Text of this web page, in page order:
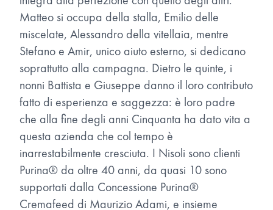
Matteo si occupa della stalla, Emilio delle
miscelate, Alessandro della vitellaia, mentre
Stefano e Amir, unico aiuto esterno, si dedicano
soprattutto alla campagna. Dietro le quinte, i
nonni Battista e Giuseppe danno il loro contributo
fatto di esperienza e saggezza: è loro padre
che alla fine degli anni Cinquanta ha dato vita a
questa azienda che col tempo è
inarrestabilmente cresciuta. I Nisoli sono clienti
Purina® da oltre 40 anni, da quasi 10 sono
supportati dalla Concessione Purina®
Cremafeed di Maurizio Adami, e insieme